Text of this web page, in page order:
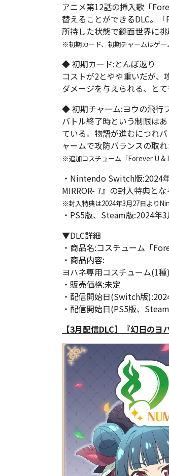
アニメ第12話の挿入歌「
替えることができるDLC。
所持した状態で鏡面世界に挑
※初期カード、初期チャームはゲ
◆ 初期カード:とんぼ返り
コストが2とやや重いだが、
ダメージを与えられる、と
◆ 初期チャーム:ヨウの飛行
バトル終了時という制限は
ている。物語が進むにつれ
ャームで攻防バランスの取
※追加コスチューム「Forever U &
・Nintendo Switch版:2024
MIRROR- 7』の封入特典とな
※封入特典は2024年3月27日より
・PS5版、Steam版:2024年
▼DLC詳細
・商品名:コスチューム「
・商品内容:
ヨハネ専用コスチューム(1種)
・販売価格:未定
・配信開始日(Switch版
・配信開始日(PS5版、
【3月配信DLC】『幻日のヨ